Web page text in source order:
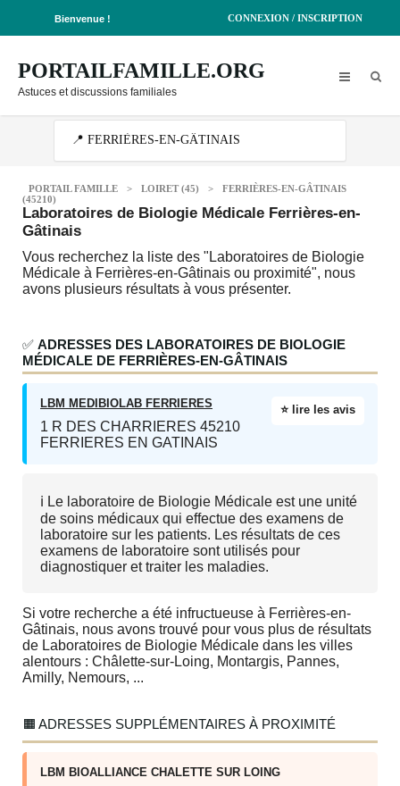
Bienvenue ! CONNEXION / INSCRIPTION
PORTAILFAMILLE.ORG
Astuces et discussions familiales
PORTAIL FAMILLE > LOIRET (45) >
FERRIÈRES-EN-GÂTINAIS
(45210)
Laboratoires de Biologie Médicale Ferrières-en-
Gâtinais
Vous recherchez la liste des "Laboratoires de Biologie
Médicale à Ferrières-en-Gâtinais ou proximité", nous
avons plusieurs résultats à vous présenter.
✅ ADRESSES DES LABORATOIRES DE BIOLOGIE
MÉDICALE DE FERRIÈRES-EN-GÂTINAIS
LBM MEDIBIOLAB FERRIERES ⭐ lire les avis
1 R DES CHARRIERES 45210
FERRIERES EN GATINAIS
ℹ️ Le laboratoire de Biologie Médicale est une unité
de soins médicaux qui effectue des examens de
laboratoire sur les patients. Les résultats de ces
examens de laboratoire sont utilisés pour
diagnostiquer et traiter les maladies.
Si votre recherche a été infructueuse à Ferrières-en-
Gâtinais, nous avons trouvé pour vous plus de résultats
de Laboratoires de Biologie Médicale dans les villes
alentours : Châlette-sur-Loing, Montargis, Pannes,
Amilly, Nemours, ...
🟧 ADRESSES SUPPLÉMENTAIRES À PROXIMITÉ
LBM BIOALLIANCE CHALETTE SUR LOING